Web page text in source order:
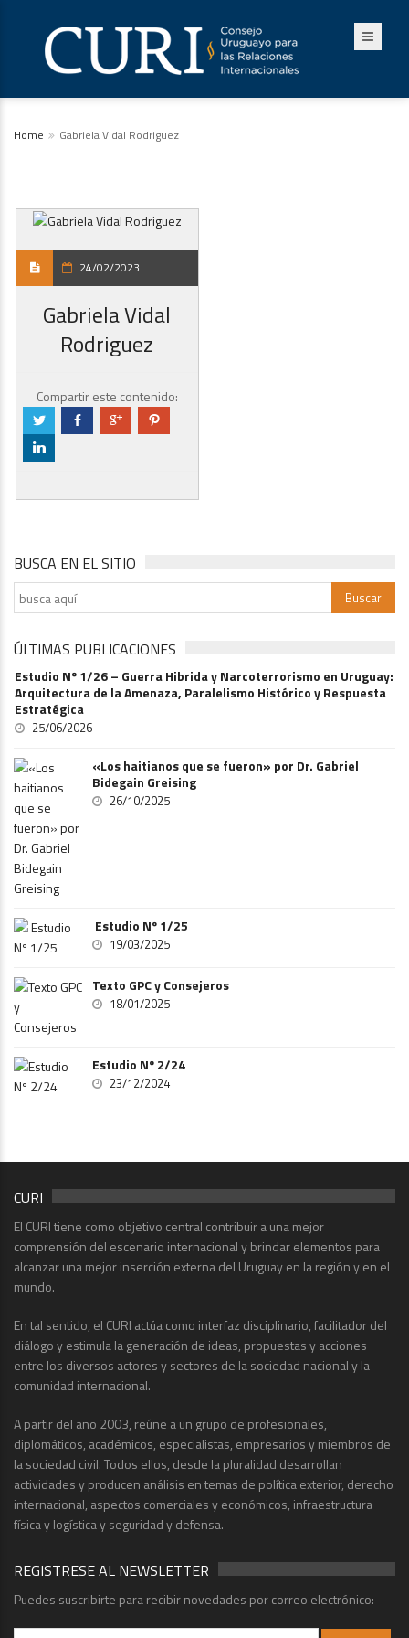
Home Gabriela Vidal Rodriguez
24/02/2023
Gabriela Vidal
Rodriguez
Compartir este contenido:
a b c d
j
BUSCA EN EL SITIO
ÚLTIMAS PUBLICACIONES
Estudio Nº 1/26 – Guerra Hibrida y Narcoterrorismo en Uruguay:
Arquitectura de la Amenaza, Paralelismo Histórico y Respuesta
Estratégica
25/06/2026
«Los haitianos que se fueron» por Dr. Gabriel
Bidegain Greising
26/10/2025
Estudio Nº 1/25
19/03/2025
Texto GPC y Consejeros
18/01/2025
Estudio Nº 2/24
23/12/2024
CURI
El CURI tiene como objetivo central contribuir a una mejor
comprensión del escenario internacional y brindar elementos para
alcanzar una mejor inserción externa del Uruguay en la región y en el
mundo.
En tal sentido, el CURI actúa como interfaz disciplinario, facilitador del
diálogo y estimula la generación de ideas, propuestas y acciones
entre los diversos actores y sectores de la sociedad nacional y la
comunidad internacional.
A partir del año 2003, reúne a un grupo de profesionales,
diplomáticos, académicos, especialistas, empresarios y miembros de
la sociedad civil. Todos ellos, desde la pluralidad desarrollan
actividades y producen análisis en temas de política exterior, derecho
internacional, aspectos comerciales y económicos, infraestructura
física y logística y seguridad y defensa.
REGISTRESE AL NEWSLETTER
Puedes suscribirte para recibir novedades por correo electrónico: